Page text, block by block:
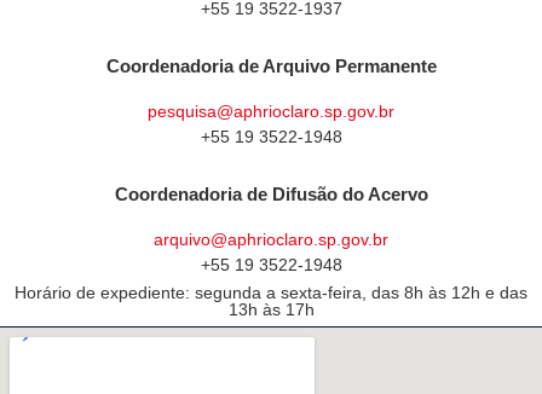
+55 19 3522-1937
Coordenadoria de Arquivo Permanente
pesquisa@aphrioclaro.sp.gov.br
+55 19 3522-1948
Coordenadoria de Difusão do Acervo
arquivo@aphrioclaro.sp.gov.br
+55 19 3522-1948
Horário de expediente: segunda a sexta-feira, das 8h às 12h e das
13h às 17h